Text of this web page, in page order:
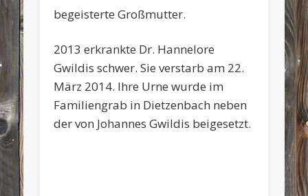
begeisterte Großmutter.
2013 erkrankte Dr. Hannelore
Gwildis schwer. Sie verstarb am 22.
März 2014. Ihre Urne wurde im
Familiengrab in Dietzenbach neben
der von Johannes Gwildis beigesetzt.